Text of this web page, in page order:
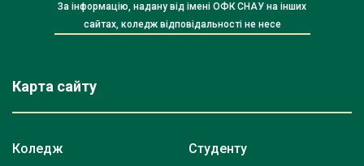
За інформацію, надану від імені ОФК СНАУ на інших
сайтах, коледж відповідальності не несе
Карта сайту
Коледж Студенту